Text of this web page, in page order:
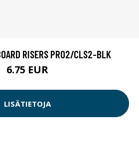
RISERS PRO2/CLS2-BLK
6.75 EUR
LISÄTIETOJA